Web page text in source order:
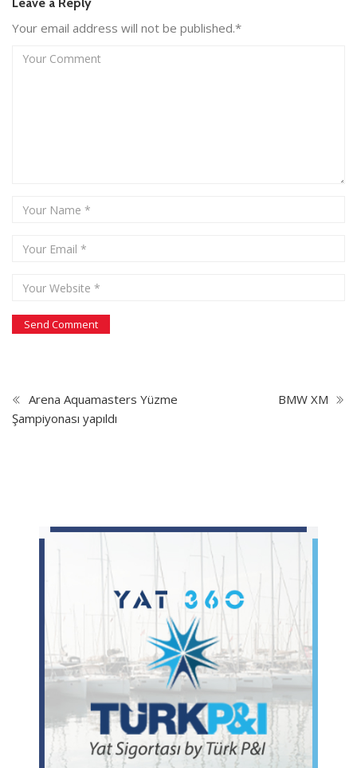
Your email address will not be published.*
Arena Aquamasters Yüzme
Şampiyonası yapıldı
BMW XM